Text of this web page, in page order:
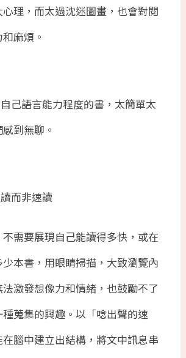
理，而太過沈迷圖畫，也會對閱
麻煩。
己語言能力程度的書，太簡單太
到無聊。
而非速讀
需要展現自己能讀得多快，或在
本書，用眼睛掃描，大致瀏覽內
激發想像力和情緒，也鼓勵不了
蒐集的興趣。以「唸出聲的速
腦中建立出結構，將文中訊息串